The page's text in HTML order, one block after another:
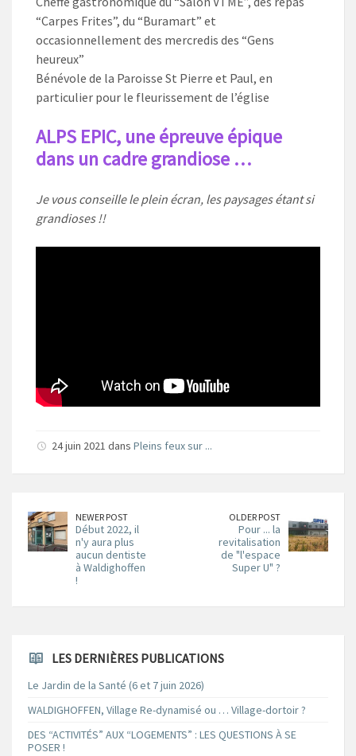
“Carpes Frites”, du “Buramart” et
occasionnellement des mercredis des “Gens
heureux”
Bénévole de la Paroisse St Pierre et Paul, en
particulier pour le fleurissement de l’église
ALPS EPIC, une épreuve épique
dans un cadre grandiose …
Je vous conseille le plein écran, les paysages étant si
grandioses !!
24 juin 2021 dans Pleins feux sur ...
NEWER POST
Début 2022, il
n'y aura plus
aucun dentiste
à Waldighoffen
!
OLDER POST
Pour ... la
revitalisation
de "l'espace
Super U" ?
LES DERNIÈRES PUBLICATIONS
Le Jardin de la Santé (6 et 7 juin 2026)
WALDIGHOFFEN, Village Re-dynamisé ou … Village-dortoir ?
DES “ACTIVITÉS” AUX “LOGEMENTS” : LES QUESTIONS À SE
POSER !